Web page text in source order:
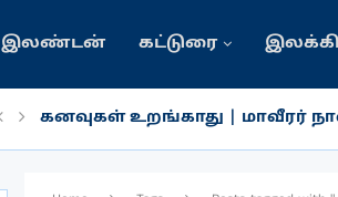
இலண்டன் கட்டுரை
கனவுகள் உறங்காது | மாவீரர்